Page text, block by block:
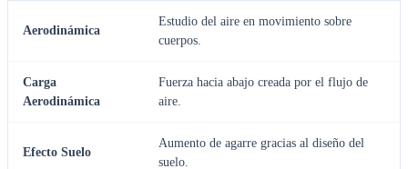
Aerodinámica
Estudio del aire en movimiento sobre
cuerpos.
Carga
Aerodinámica
Fuerza hacia abajo creada por el flujo de
aire.
Efecto Suelo
Aumento de agarre gracias al diseño del
suelo.